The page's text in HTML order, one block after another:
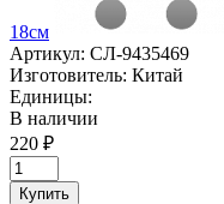
18см
Артикул: СЛ-9435469
Изготовитель: Китай
Единицы:
В наличии
220 ₽
Купить